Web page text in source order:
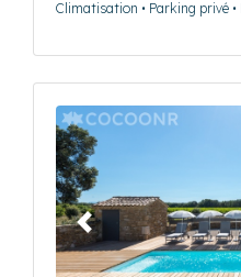
Climatisation • Parking privé •
Précédent